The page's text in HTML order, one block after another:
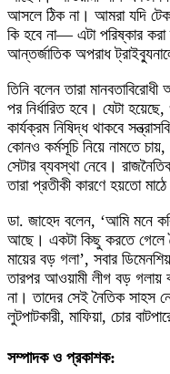
আসলে ঠিক না। আমরা যদি
কি হবে না— এটা পরিষ্কার করা
আন্তর্জাতিক অপরাধ
তিনি বলেন তারা
পর নির্ধারিত হবে। যেটা
কার্যক্রম নিষিদ্ধ থাকবে
কোনও কর্মসূচি নিয়ে নামতে
সেটার ব্যবস্থা নেবে।
তারা প্রতীকী কারণে হয়তো
ডা. জাহেদ বলেন, ‘আমি মনে
আছে। একটা কিছু করতে গেলে
মায়ের বড় গলা’, সবার
তারপর আওয়ামী লীগ বড়
না। তাদের সেই নৈতিক সাহস
লুটপাটকারী, মাফিয়া, চোর
সম্পাদক ও প্রকাশক: